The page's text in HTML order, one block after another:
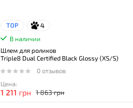
TOP 4
В наличии
Шлем для роликов
Triple8 Dual Certified Black Glossy (XS/S)
0 отзывов
Цена:
1 211 грн 1 863 грн